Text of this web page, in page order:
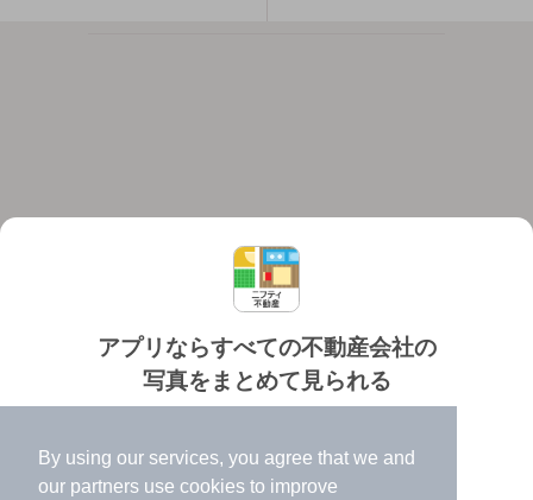
By using our services, you agree that we and
our partners use cookies to improve
アプリならすべての不動産会社の
写真をまとめて見られる
✔️
高速表示で似た物件も見つけやすい
個人情報保護ポリシー 利用規約